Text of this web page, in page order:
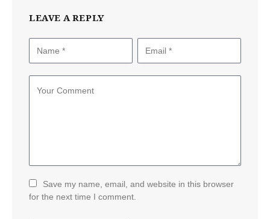
LEAVE A REPLY
Save my name, email, and website in this browser
for the next time I comment.